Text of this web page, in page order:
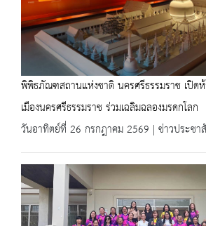
พิพิธภัณฑสถานแห่งชาติ นครศรีธรรมราช เปิด
เมืองนครศรีธรรมราช ร่วมเฉลิมฉลองมรดกโลก
วันอาทิตย์ที่ 26 กรกฎาคม 2569 | ข่าวประชา